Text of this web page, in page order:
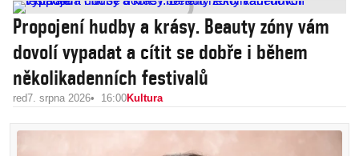
Propojení hudby a krásy. Beauty zóny vám
dovolí vypadat a cítit se dobře i během
několikadenních festivalů
red7. srpna 2026 16:00Kultura